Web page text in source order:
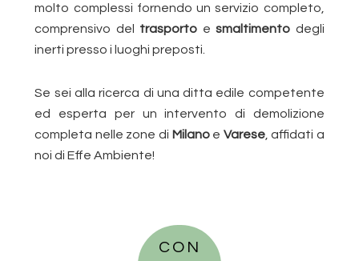
molto complessi fornendo un servizio completo,
comprensivo del trasporto esmaltimento degli
inerti presso i luoghi preposti.
Se sei alla ricerca di una ditta edile competente
ed esperta per un intervento di demolizione
completa nelle zone di Milanoe Varese, affidati a
noi di Effe Ambiente!
CON